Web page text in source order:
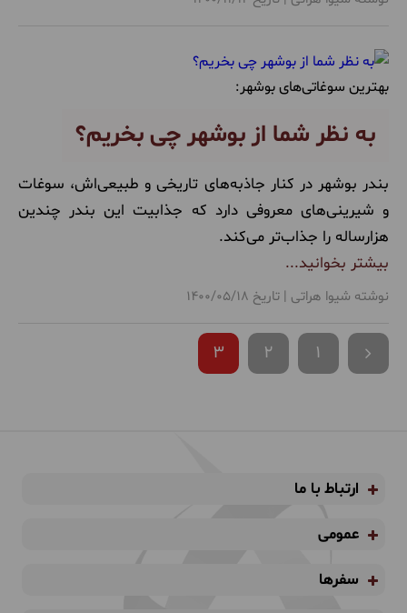
بهترین سوغاتی‌های بوشهر:
به نظر شما از بوشهر چی بخریم؟
بندر بوشهر در کنار جاذبه‌های تاریخی و طبیعی‌اش، سوغات
و شیرینی‌های معروفی دارد که جذابیت این بندر چندین
هزارساله را جذاب‌تر می‌کند.
بیشتر بخوانید...
نوشته شیوا هراتی | تاریخ 1400/05/18
1
2
3
ارتباط با ما
عمومی
سفرها